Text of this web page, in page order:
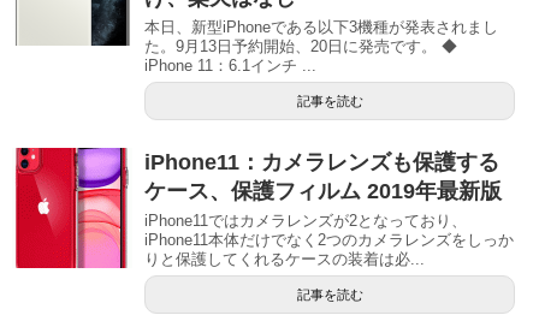
本日、新型iPhoneである以下3機種が発表されまし
た。9月13日予約開始、20日に発売です。 ◆
iPhone 11：6.1インチ ...
記事を読む
iPhone11：カメラレンズも保護する
ケース、保護フィルム 2019年最新版
iPhone11ではカメラレンズが2となっており、
iPhone11本体だけでなく2つのカメラレンズをしっか
りと保護してくれるケースの装着は必...
記事を読む